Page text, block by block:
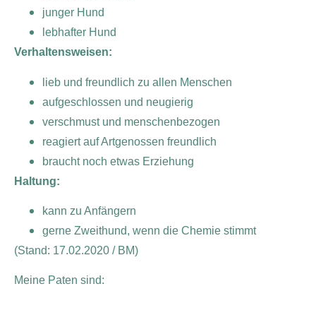
junger Hund
lebhafter Hund
Verhaltensweisen:
lieb und freundlich zu allen Menschen
aufgeschlossen und neugierig
verschmust und menschenbezogen
reagiert auf Artgenossen freundlich
braucht noch etwas Erziehung
Haltung:
kann zu Anfängern
gerne Zweithund, wenn die Chemie stimmt
(Stand: 17.02.2020 / BM)
Meine Paten sind: